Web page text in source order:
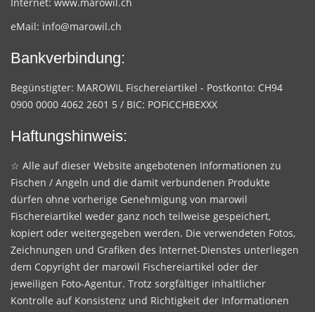
eMail: info@marowil.ch
Bankverbindung:
Begünstigter: MAROWIL Fischereiartikel - Postkonto: CH94
0900 0000 4062 2601 5 / BIC: POFICCHBEXXX
Haftungshinweis:
☆ Alle auf dieser Website angebotenen Informationen zu
Fischen / Angeln und die damit verbundenen Produkte
dürfen ohne vorherige Genehmigung von marowil
Fischereiartikel weder ganz noch teilweise gespeichert,
kopiert oder weitergegeben werden. Die verwendeten Fotos,
Zeichnungen und Grafiken des Internet-Dienstes unterliegen
dem Copyright der marowil Fischereiartikel oder der
jeweiligen Foto-Agentur. Trotz sorgfältiger inhaltlicher
Kontrolle auf Konsistenz und Richtigkeit der Informationen